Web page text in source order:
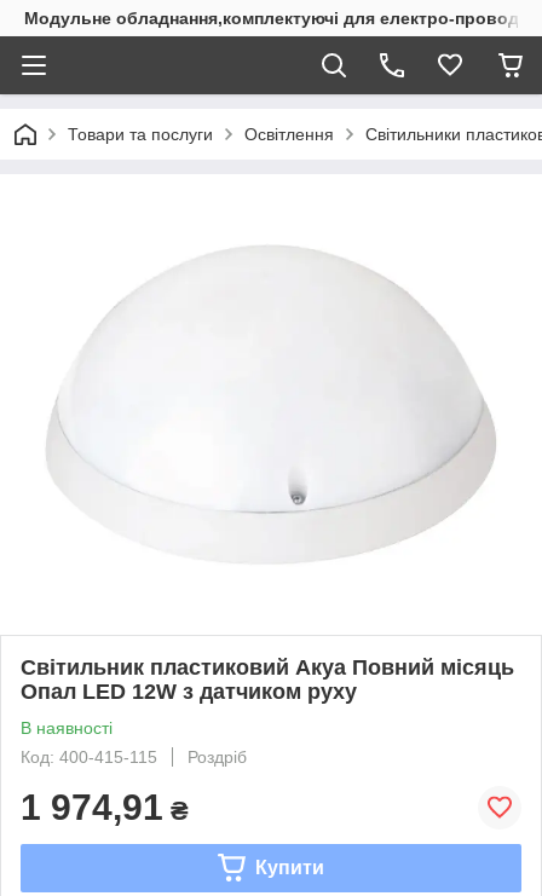
Модульне обладнання,комплектуючі для електро-проводки
Товари та послуги Освітлення Світильники
Світильник пластиковий Акуа Повний місяць
Опал LED 12W з датчиком руху
В наявності
Код: 400-415-115
Роздріб
1 974,91 ₴
Купити